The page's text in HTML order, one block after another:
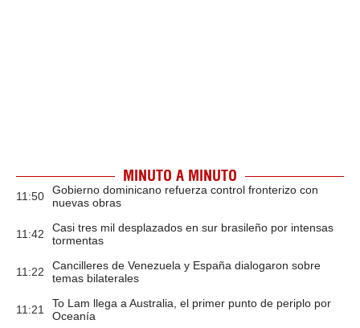
MINUTO A MINUTO
11:50
Gobierno dominicano refuerza control fronterizo con
nuevas obras
11:42
Casi tres mil desplazados en sur brasileño por intensas
tormentas
11:22
Cancilleres de Venezuela y España dialogaron sobre
temas bilaterales
11:21
To Lam llega a Australia, el primer punto de periplo por
Oceanía